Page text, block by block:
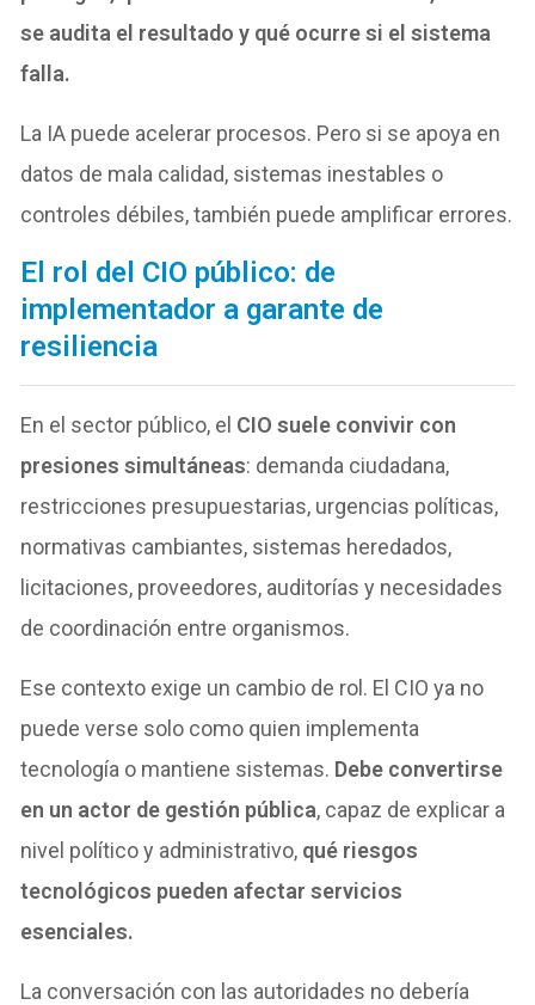
se audita el resultado y qué ocurre si el sistema
falla.
La IA puede acelerar procesos. Pero si se apoya en
datos de mala calidad, sistemas inestables o
controles débiles, también puede amplificar errores.
El rol del CIO público: de
implementador a garante de
resiliencia
En el sector público, el CIO suele convivir con
presiones simultáneas: demanda ciudadana,
restricciones presupuestarias, urgencias políticas,
normativas cambiantes, sistemas heredados,
licitaciones, proveedores, auditorías y necesidades
de coordinación entre organismos.
Ese contexto exige un cambio de rol. El CIO ya no
puede verse solo como quien implementa
tecnología o mantiene sistemas. Debe convertirse
en un actor de gestión pública, capaz de explicar a
nivel político y administrativo, qué riesgos
tecnológicos pueden afectar servicios
esenciales.
La conversación con las autoridades no debería